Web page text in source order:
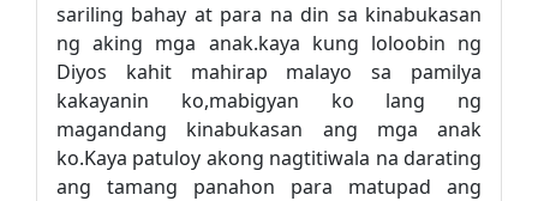
sariling bahay at para na din sa kinabukasan
ng aking mga anak.kaya kung loloobin ng
Diyos kahit mahirap malayo sa pamilya
kakayanin ko,mabigyan ko lang ng
magandang kinabukasan ang mga anak
ko.Kaya patuloy akong nagtitiwala na darating
ang tamang panahon para matupad ang